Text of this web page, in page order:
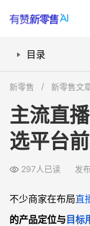
目录
快手和小红书直
多平台运营如何
直播卖货平台的入
哪个平台更适合高
新零售 新零售文
主流直
选平台
297人已读 发
不少商家在布局直
的产品定位与 目标